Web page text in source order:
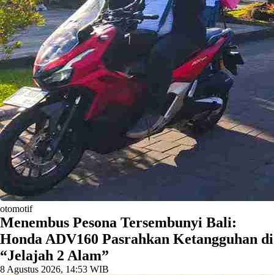
otomotif
Menembus Pesona Tersembunyi Bali:
Honda ADV160 Pasrahkan Ketangguhan di
“Jelajah 2 Alam”
8 Agustus 2026, 14:53 WIB